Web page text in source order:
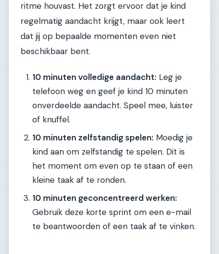
ritme houvast. Het zorgt ervoor dat je kind
regelmatig aandacht krijgt, maar ook leert
dat jij op bepaalde momenten even niet
beschikbaar bent.
10 minuten volledige aandacht: Leg je
telefoon weg en geef je kind 10 minuten
onverdeelde aandacht. Speel mee, luister
of knuffel.
10 minuten zelfstandig spelen: Moedig je
kind aan om zelfstandig te spelen. Dit is
het moment om even op te staan of een
kleine taak af te ronden.
10 minuten geconcentreerd werken:
Gebruik deze korte sprint om een e-mail
te beantwoorden of een taak af te vinken.